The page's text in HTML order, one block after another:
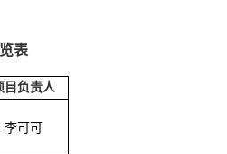
表
目负责人
李可可